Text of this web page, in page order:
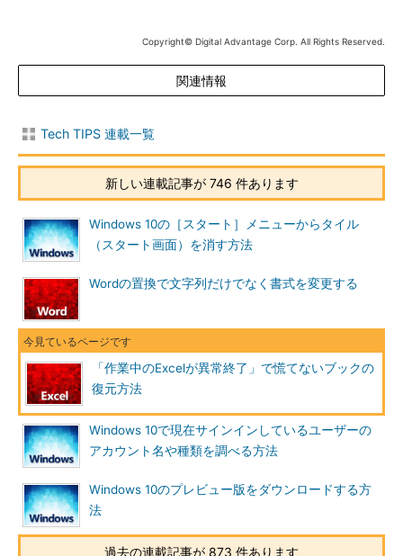
Copyright© Digital Advantage Corp. All Rights Reserved.
関連情報
Tech TIPS 連載一覧
新しい連載記事が 746 件あります
Windows 10の［スタート］メニューからタイル
（スタート画面）を消す方法
Wordの置換で文字列だけでなく書式を変更する
「作業中のExcelが異常終了」で慌てないブックの
復元方法
Windows 10で現在サインインしているユーザーの
アカウント名や種類を調べる方法
Windows 10のプレビュー版をダウンロードする方
法
過去の連載記事が 873 件あります